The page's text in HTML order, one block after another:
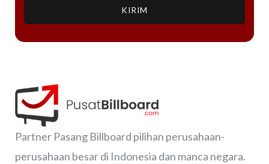
KIRIM
Partner Pasang Billboard pilihan perusahaan-
perusahaan besar di Indonesia dan manca negara.